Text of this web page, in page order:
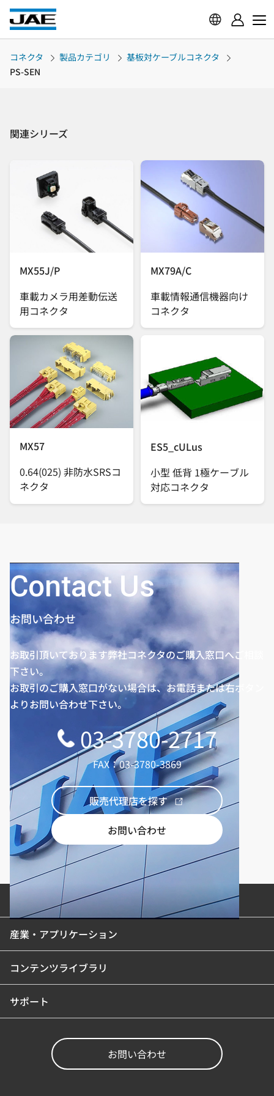
コネクタ 製品カテゴリ
基板対ケーブルコネクタ
PS-SEN
関連シリーズ
MX55J/P
車載カメラ用差動伝送
用コネクタ
MX79A/C
車載情報通信機器向け
コネクタ
MX57
0.64(025) 非防水SRSコ
ネクタ
ES5_cULus
小型 低背 1極ケーブル
対応コネクタ
Contact Us
お問い合わせ
お取引頂いております弊社コネクタのご購入窓口へご相談
下さい。
お取引のご購入窓口がない場合は、お電話または右ボタン
よりお問い合わせ下さい。
03-3780-2717
FAX：03-3780-3869
販売代理店を探す
お問い合わせ
製品カテゴリ
産業・アプリケーション
コンテンツライブラリ
サポート
お問い合わせ